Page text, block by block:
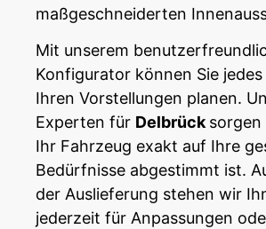
maßgeschneiderten
Mit unserem
Konfigurator können Sie
Ihren Vorstellungen planen.
Experten für Delbrück sorgen
Ihr Fahrzeug exakt auf Ihre
Bedürfnisse abgestimmt ist.
der Auslieferung stehen wir
jederzeit für Anpassungen